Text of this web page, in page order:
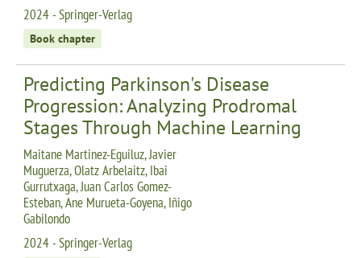
2024 - Springer-Verlag
Book chapter
Predicting Parkinson's Disease
Progression: Analyzing Prodromal
Stages Through Machine Learning
Maitane Martinez-Eguiluz, Javier
Muguerza, Olatz Arbelaitz, Ibai
Gurrutxaga, Juan Carlos Gomez-
Esteban, Ane Murueta-Goyena, Iñigo
Gabilondo
2024 - Springer-Verlag